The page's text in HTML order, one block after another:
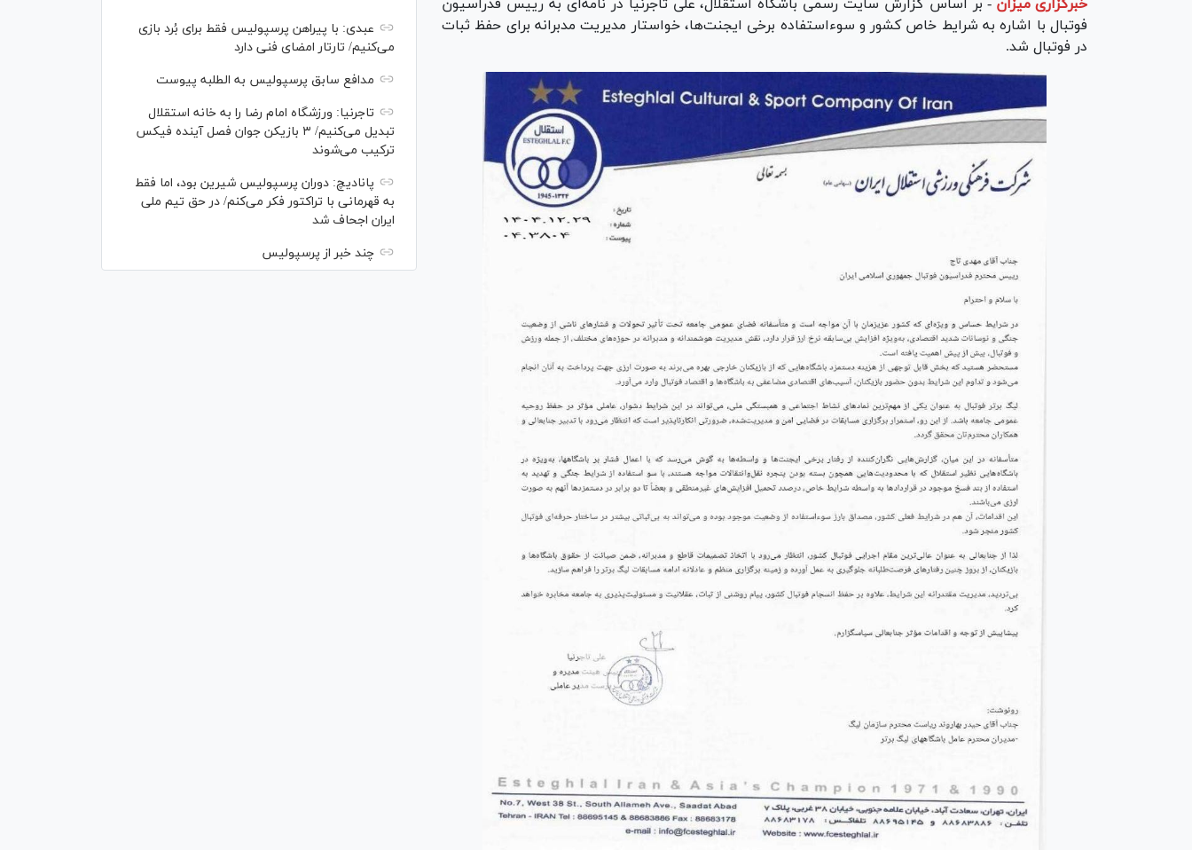
خبرگزاری میزان - بر اساس گزارش سایت رسمی باشگاه استقلال، علی تاجرنیا در نامه‌ای به رییس فدراسیون
فوتبال با اشاره به شرایط خاص کشور و سوءاستفاده برخی ایجنت‌ها، خواستار مدیریت مدبرانه برای حفظ ثبات
در فوتبال شد.
عبدی: با پیراهن پرسپولیس فقط برای بُرد بازی
می‌کنیم/ تارتار امضای فنی دارد
مدافع سابق پرسپولیس به الطلبه پیوست
تاجرنیا: ورزشگاه امام رضا را به خانه استقلال
تبدیل می‌کنیم/ ۳ بازیکن جوان فصل آینده فیکس
ترکیب می‌شوند
پانادیچ: دوران پرسپولیس شیرین بود، اما فقط
به قهرمانی با تراکتور فکر می‌کنم/ در حق تیم ملی
ایران اجحاف شد
چند خبر از پرسپولیس